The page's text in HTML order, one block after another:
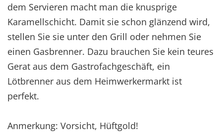
dem Servieren macht man die knusprige
Karamellschicht. Damit sie schon glänzend wird,
stellen Sie sie unter den Grill oder nehmen Sie
einen Gasbrenner. Dazu brauchen Sie kein teures
Gerat aus dem Gastrofachgeschäft, ein
Lötbrenner aus dem Heimwerkermarkt ist
perfekt.
Anmerkung: Vorsicht, Hüftgold!